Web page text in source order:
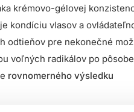
krémovo-gélovej
kondíciu vlasov a
odtieňov pre nekonečné
voľných radikálov po
rovnomerného výsledku